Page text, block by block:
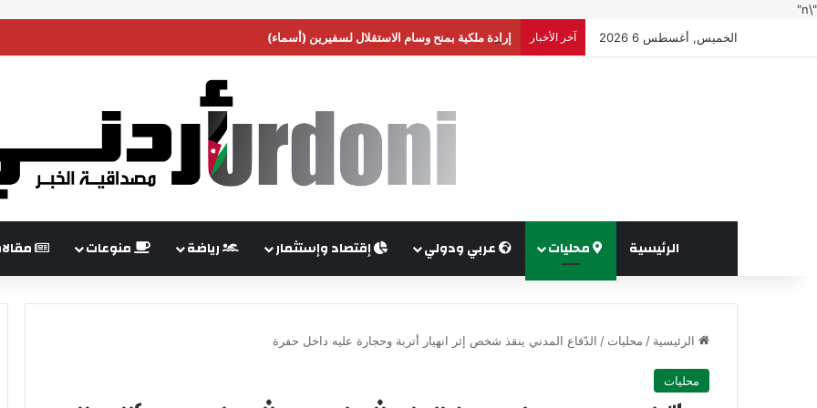
"\n"
الخميس, أغسطس 6 2026
آخر الأخبار إرادة ملكية بمنح وسام الاستقلال لسفيرين (أسماء)
الرئيسية محليات عربي ودولي إقتصاد وإستثمار رياضة منوعات
الرئيسية / محليات / الدّفاع المدني ينقذ شخص إثر انهيار أتربة وحجارة عليه داخل حفرة
محليات